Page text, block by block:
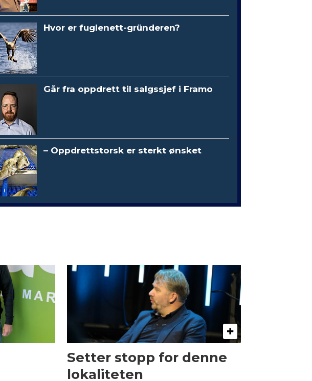
Hvor er fuglenett-gründeren?
Går fra oppdrett til salgssjef i Framo
– Oppdrettstorsk er sterkt ønsket
Setter stopp for denne
lokaliteten